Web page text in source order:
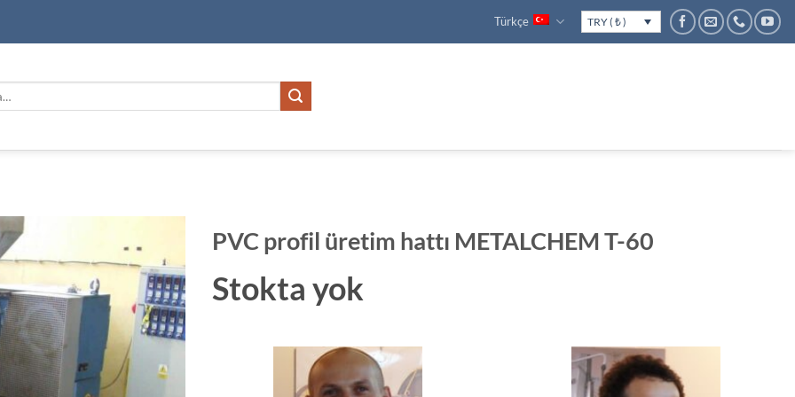
Türkçe TRY ( ₺ )
PVC profil üretim hattı METALCHEM T-60
Stokta yok